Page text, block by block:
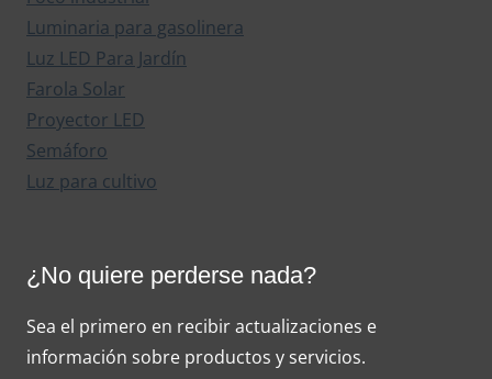
Luminaria para gasolinera
Luz LED Para Jardín
Farola Solar
Proyector LED
Semáforo
Luz para cultivo
¿No quiere perderse nada?
Sea el primero en recibir actualizaciones e
información sobre productos y servicios.